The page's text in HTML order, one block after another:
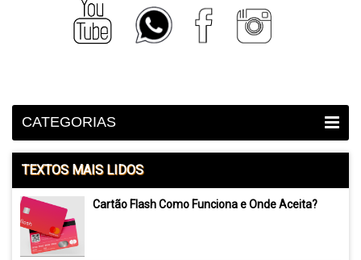
CATEGORIAS
TEXTOS MAIS LIDOS
Cartão Flash Como Funciona e Onde Aceita?